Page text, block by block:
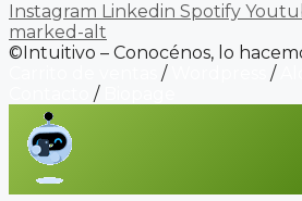
Instagram Linkedin Spotify
marked-alt
©Intuitivo – Conocénos, lo
/ /
/